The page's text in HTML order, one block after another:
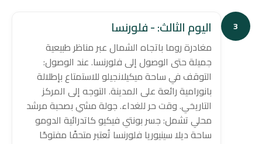
3 اليوم الثالث: - فلورنسا
مغادرة روما باتجاه الشمال عبر مناظر طبيعية
جميلة حتى الوصول إلى فلورنسا. عند الوصول:
التوقف في ساحة ميكيلانجيلو للاستمتاع بإطلالة
بانورامية رائعة على المدينة. التوجه إلى المركز
التاريخي. وقت حر للغداء. جولة مشي بصحبة مرشد
محلي تشمل: جسر بونتي فيكيو كاتدرائية الدومو
ساحة ديلا سينيوريا فلورنسا تُعتبر متحفًا مفتوحًا